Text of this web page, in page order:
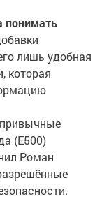
понимать
лишь удобная
которая
(Е500)
Роман